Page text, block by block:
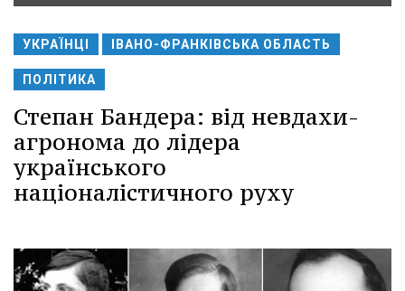
УКРАЇНЦІ ІВАНО-ФРАНКІВСЬКА ОБЛАСТЬ
ПОЛІТИКА
Степан Бандера: від невдахи-
агронома до лідера
українського
націоналістичного руху